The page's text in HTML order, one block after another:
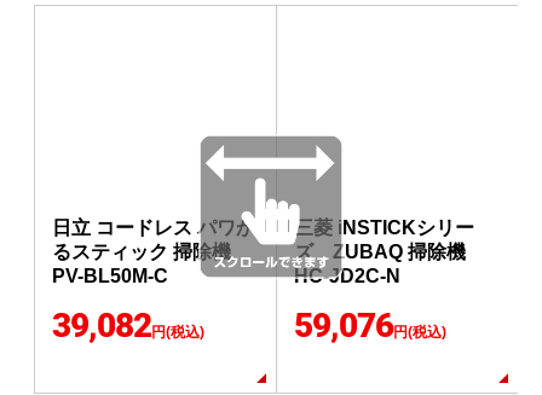
日立 コードレス パワか
るスティック 掃除機
PV-BL50M-C
39,082円(税込)
三菱 iNSTICKシリー
ズ ZUBAQ 掃除機
HC-JD2C-N
59,076円(税込)